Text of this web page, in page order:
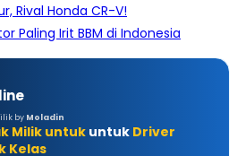
Rival Honda CR-V!
Paling Irit BBM di Indonesia
by Moladin
Milik untuk untuk Driver
Kelas